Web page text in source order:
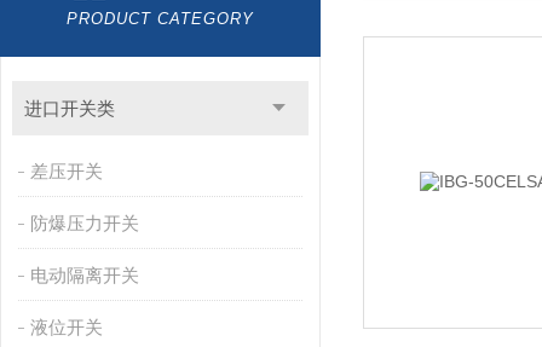
PRODUCT CATEGORY
进口开关类
差压开关
防爆压力开关
电动隔离开关
液位开关